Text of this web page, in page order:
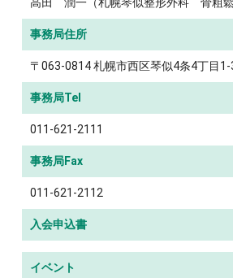
事務局住所
〒063-0814 札幌市西区琴似4条4丁目1-
事務局Tel
011-621-2111
事務局Fax
011-621-2112
入会申込書
イベント